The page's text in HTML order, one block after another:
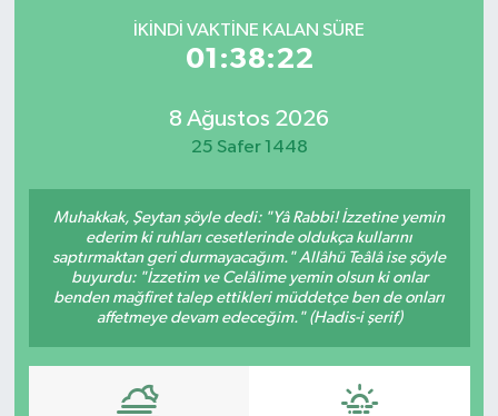
İKINDI VAKTINE KALAN SÜRE
01:38:22
8 Ağustos 2026
25 Safer 1448
Muhakkak, Şeytan şöyle dedi: "Yâ Rabbi! İzzetine yemin
ederim ki ruhları cesetlerinde oldukça kullarını
saptırmaktan geri durmayacağım." Allâhü Teâlâ ise şöyle
buyurdu: "İzzetim ve Celâlime yemin olsun ki onlar
benden mağfiret talep ettikleri müddetçe ben de onları
affetmeye devam edeceğim." (Hadis-i şerif)